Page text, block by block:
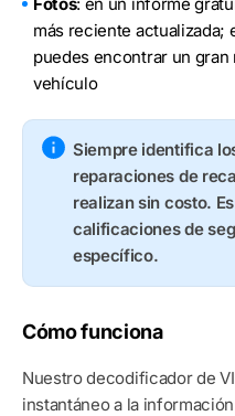
más reciente actualizada;
puedes encontrar un
vehículo
Siempre identifica
reparaciones de
realizan sin costo.
calificaciones de
específico.
Cómo funciona
Nuestro decodificador de
instantáneo a la